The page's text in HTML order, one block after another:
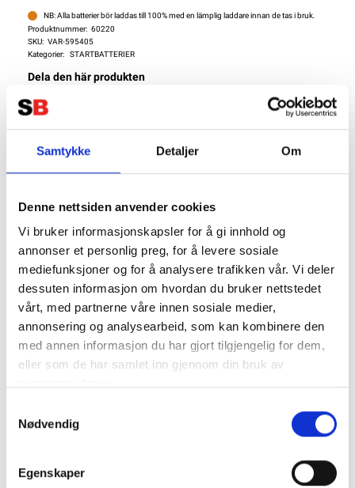
Samtykke Detaljer Om
Denne nettsiden anvender cookies
Vi bruker informasjonskapsler for å gi innhold og
annonser et personlig preg, for å levere sosiale
mediefunksjoner og for å analysere trafikken vår. Vi deler
dessuten informasjon om hvordan du bruker nettstedet
vårt, med partnerne våre innen sosiale medier,
annonsering og analysearbeid, som kan kombinere den
med annen informasjon du har gjort tilgjengelig for dem,
eller som de har samlet inn gjennom din bruk av
Nødvendig
Egenskaper
NB: Alla batterier bör laddas till 100% med en lämplig laddare innan de tas i bruk.
Produktnummer: 60220
SKU: VAR-595405
Kategorier:
STARTBATTERIER
Dela den här produkten
Beskrivning
Specifikation
VARTA Startbatteri DYNAMIC SLI G8 12V 95AH 830CCA
VARTA® DYNAMIC SLI ger dig tillförlitlighet och sinnesfrid
samt den startkraft du behöver. Denna serie ger
genomgående hög prestanda och lång livslängd. Välj
VARTA® DYNAMIC SLI för alla standardutrustade fordon